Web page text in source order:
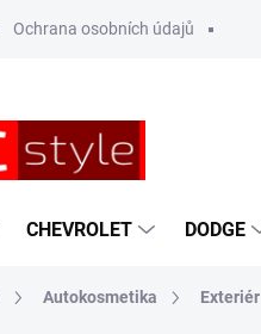
Ochrana osobních údajů
CHEVROLET DODGE
Autokosmetika Exteriér